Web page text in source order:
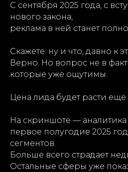
С сентября 2025 года, с
нового закона,
реклама в ней станет
Скажете: ну и что, давно к
Верно. Но вопрос не в
которые уже ощутимы.
Цена лида будет расти ещё
На скриншоте — аналитика
первое полугодие 2025
сегментов.
Больше всего страдает
Остальные сферы уже